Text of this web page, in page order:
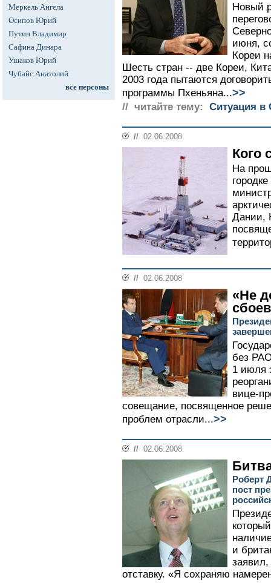
Меркель Ангела
Осипов Юрий
Путин Владимир
Сафина Динара
Ушаков Юрий
Чубайс Анатолий
все персоны
Новый
июня,
Кореи
Шесть стран -- две Кореи,
2003 года пытаются
программы Пхеньяна...>>
// читайте тему: Ситуация в
// 02.06.2008
Кого
На
Дании,
// 02.06.2008
«Не
без
1 июля
вице-
совещание, посвященное
проблем отрасли...>>
// 02.06.2008
Роберт
пост
и
заявил,
отставку. «Я сохраняю